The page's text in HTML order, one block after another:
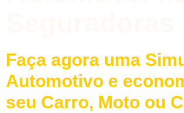
Faça agora uma
Automotivo e
seu Carro, Moto ou